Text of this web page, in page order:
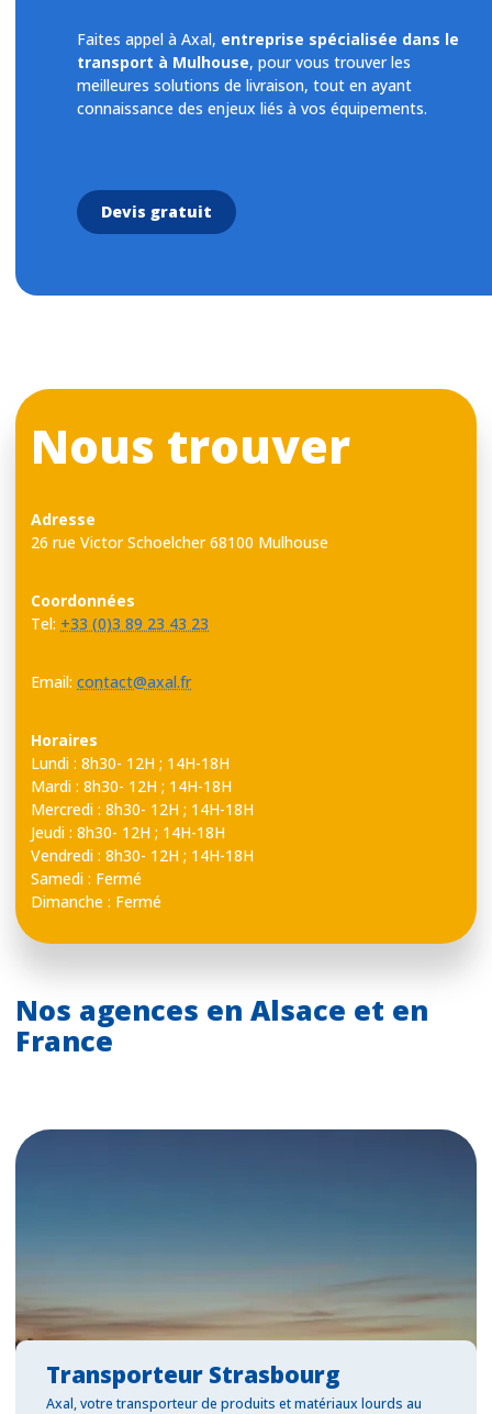
Faites appel à Axal, entreprise spécialisée dans le
transport à Mulhouse, pour vous trouver les
meilleures solutions de livraison, tout en ayant
connaissance des enjeux liés à vos équipements.
Devis gratuit
Nous trouver
Adresse
26 rue Victor Schoelcher 68100 Mulhouse
Coordonnées
Tel: +33 (0)3 89 23 43 23
Email: contact@axal.fr
Horaires
Lundi : 8h30- 12H ; 14H-18H
Mardi : 8h30- 12H ; 14H-18H
Mercredi : 8h30- 12H ; 14H-18H
Jeudi : 8h30- 12H ; 14H-18H
Vendredi : 8h30- 12H ; 14H-18H
Samedi : Fermé
Dimanche : Fermé
Nos agences en Alsace et en
France
Transporteur Strasbourg
Axal, votre transporteur de produits et matériaux lourds au